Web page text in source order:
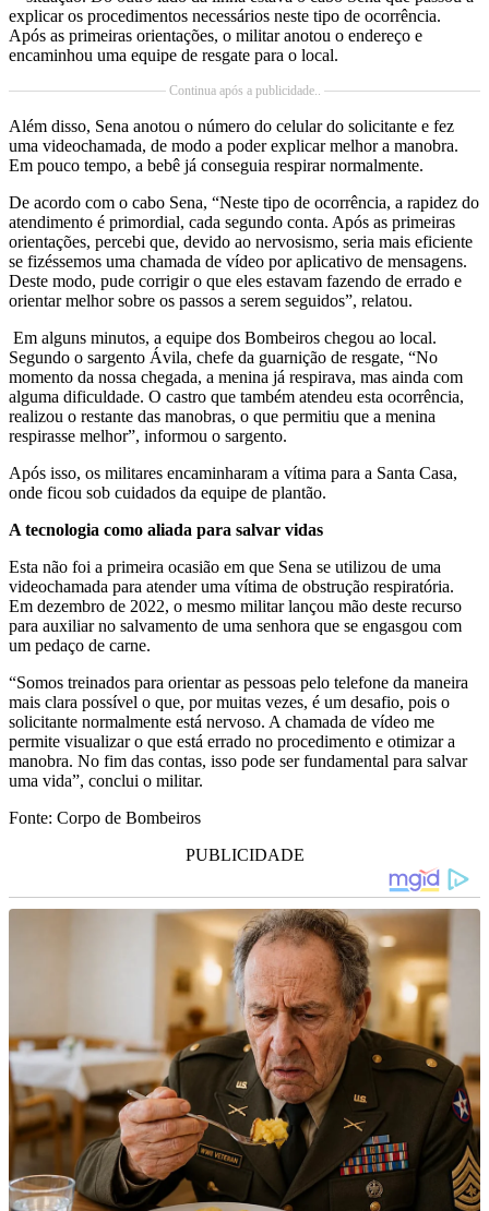
explicar os procedimentos necessários neste tipo de ocorrência.
Após as primeiras orientações, o militar anotou o endereço e
encaminhou uma equipe de resgate para o local.
Continua após a publicidade..
Além disso, Sena anotou o número do celular do solicitante e fez
uma videochamada, de modo a poder explicar melhor a manobra.
Em pouco tempo, a bebê já conseguia respirar normalmente.
De acordo com o cabo Sena, “Neste tipo de ocorrência, a rapidez do
atendimento é primordial, cada segundo conta. Após as primeiras
orientações, percebi que, devido ao nervosismo, seria mais eficiente
se fizéssemos uma chamada de vídeo por aplicativo de mensagens.
Deste modo, pude corrigir o que eles estavam fazendo de errado e
orientar melhor sobre os passos a serem seguidos”, relatou.
Em alguns minutos, a equipe dos Bombeiros chegou ao local.
Segundo o sargento Ávila, chefe da guarnição de resgate, “No
momento da nossa chegada, a menina já respirava, mas ainda com
alguma dificuldade. O castro que também atendeu esta ocorrência,
realizou o restante das manobras, o que permitiu que a menina
respirasse melhor”, informou o sargento.
Após isso, os militares encaminharam a vítima para a Santa Casa,
onde ficou sob cuidados da equipe de plantão.
A tecnologia como aliada para salvar vidas
Esta não foi a primeira ocasião em que Sena se utilizou de uma
videochamada para atender uma vítima de obstrução respiratória.
Em dezembro de 2022, o mesmo militar lançou mão deste recurso
para auxiliar no salvamento de uma senhora que se engasgou com
um pedaço de carne.
“Somos treinados para orientar as pessoas pelo telefone da maneira
mais clara possível o que, por muitas vezes, é um desafio, pois o
solicitante normalmente está nervoso. A chamada de vídeo me
permite visualizar o que está errado no procedimento e otimizar a
manobra. No fim das contas, isso pode ser fundamental para salvar
uma vida”, conclui o militar.
Fonte: Corpo de Bombeiros
PUBLICIDADE